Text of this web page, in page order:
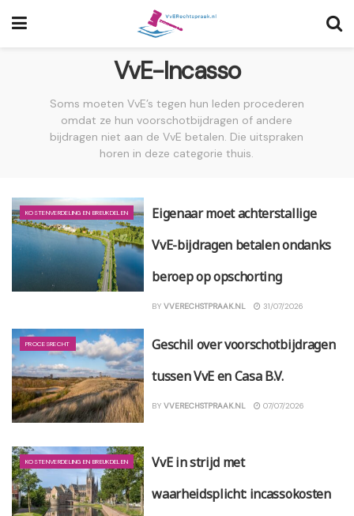
VvE-Incasso
Soms moeten VvE’s tegen hun leden procederen
omdat ze hun voorschotbijdragen of andere
bijdragen niet aan de VvE betalen. Die uitspraken
horen in deze categorie thuis.
KOSTENVERDELING EN BREUKDELEN
Eigenaar moet achterstallige
VvE-bijdragen betalen ondanks
beroep op opschorting
BY VVERECHSTPRAAK.NL 31/07/2026
PROCESRECHT
Geschil over voorschotbijdragen
tussen VvE en Casa B.V.
BY VVERECHSTPRAAK.NL 07/07/2026
KOSTENVERDELING EN BREUKDELEN
VvE in strijd met
waarheidsplicht: incassokosten